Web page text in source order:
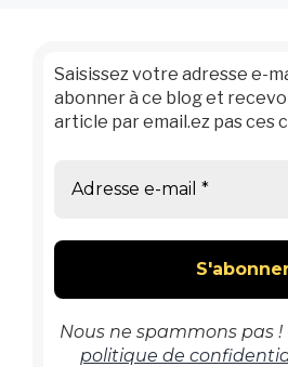
Saisissez votre adresse e-
abonner à ce blog et
article par email.ez pas ces
Nous ne spammons pas
politique de